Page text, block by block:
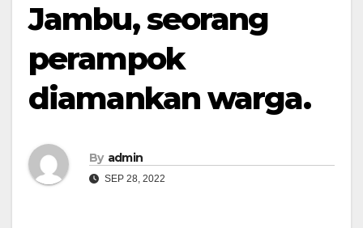
Jambu, seorang
perampok
diamankan warga.
By admin
SEP 28, 2022